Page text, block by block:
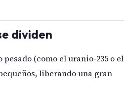
dividen
(como el uranio-235 o el
liberando una gran